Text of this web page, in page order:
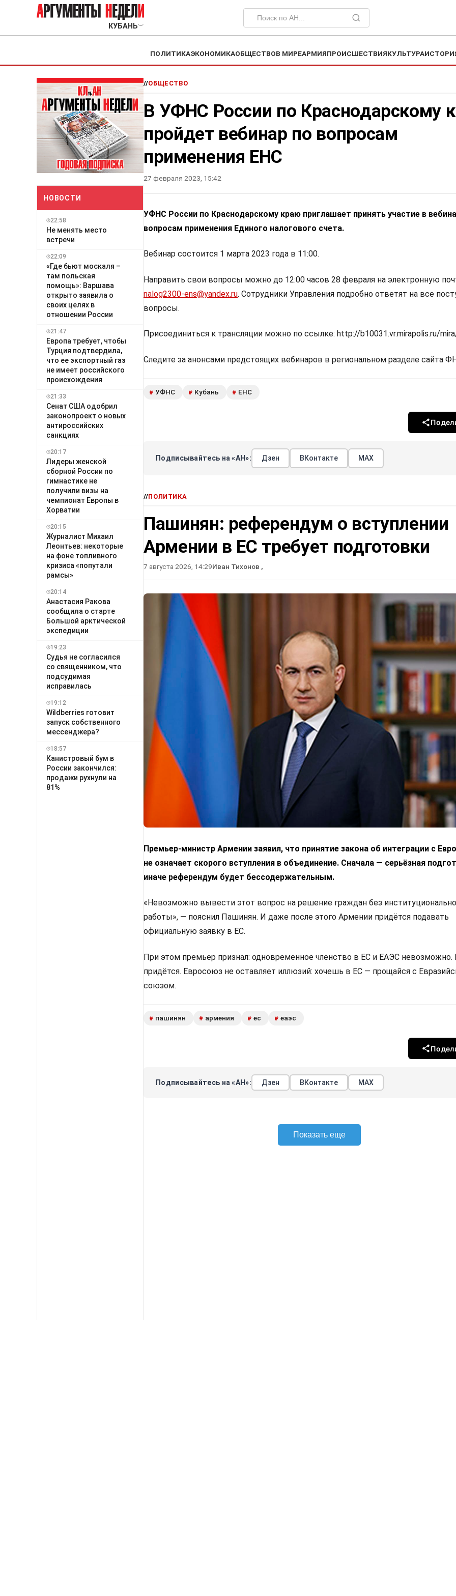
КУБАНЬ﹀
ПОЛИТИКАЭКОНОМИКАОБЩЕСТВОВ МИРЕАРМИЯПРОИСШЕСТВИЯКУЛЬТУРА
НОВОСТИ
22:58
Не менять место
встречи
22:09
«Где бьют москаля –
там польская
помощь»: Варшава
открыто заявила о
своих целях в
отношении России
21:47
Европа требует, чтобы
Турция подтвердила,
что ее экспортный газ
не имеет российского
происхождения
21:33
Сенат США одобрил
законопроект о новых
антироссийских
санкциях
20:17
Лидеры женской
сборной России по
гимнастике не
получили визы на
чемпионат Европы в
Хорватии
20:15
Журналист Михаил
Леонтьев: некоторые
на фоне топливного
кризиса «попутали
рамсы»
20:14
Анастасия Ракова
сообщила о старте
Большой арктической
экспедиции
19:23
Судья не согласился
со священником, что
подсудимая
исправилась
19:12
Wildberries готовит
запуск собственного
мессенджера?
18:57
Канистровый бум в
России закончился:
продажи рухнули на
81%
//ОБЩЕСТВО
В УФНС России по Краснодарскому
пройдет вебинар по вопросам
применения ЕНС
27 февраля 2023, 15:42
УФНС России по Краснодарскому краю приглашает принять участие в
вопросам применения Единого налогового счета.
Вебинар состоится 1 марта 2023 года в 11:00.
Направить свои вопросы можно до 12:00 часов 28 февраля на электронную
nalog2300-ens@yandex.ru. Сотрудники Управления подробно ответят на все
вопросы.
Присоединиться к трансляции можно по ссылке: http://b10031.vr.mirapolis.ru/
Следите за анонсами предстоящих вебинаров в региональном разделе сайта
# УФНС # Кубань # ЕНС
Подписывайтесь на «АН»: Дзен ВКонтакте МАХ
//ПОЛИТИКА
Пашинян: референдум о вступлении
Армении в ЕС требует подготовки
7 августа 2026, 14:29Иван Тихонов ,
Премьер-министр Армении заявил, что принятие закона об интеграции с
не означает скорого вступления в объединение. Сначала — серьёзная
иначе референдум будет бессодержательным.
«Невозможно вывести этот вопрос на решение граждан без
работы», — пояснил Пашинян. И даже после этого Армении придётся подавать
официальную заявку в ЕС.
При этом премьер признал: одновременное членство в ЕС и ЕАЭС невозможно.
придётся. Евросоюз не оставляет иллюзий: хочешь в ЕС — прощайся с
союзом.
# пашинян # армения # ес # еаэс
Подписывайтесь на «АН»: Дзен ВКонтакте МАХ
Показать еще